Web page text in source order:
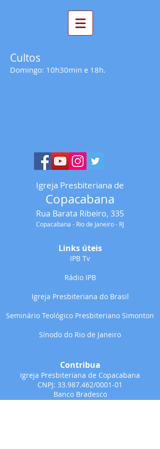
Cultos
Domingo: 10h30min e 18h.
Igreja Presbiteriana de
Copacabana
Rua Barata Ribeiro, 335
Copacabana - Rio de Janeiro - RJ
Links úteis
IPB Tv
Rádio IPB
Igreja Presbiteriana do Brasil
Seminário Teológico Presbiteriano Simonton
Sínodo do Rio de Janeiro
Contribua
Igreja Presbiteriana de Copacabana
CNPJ: 33.987.462/0001-01
Banco Bradesco